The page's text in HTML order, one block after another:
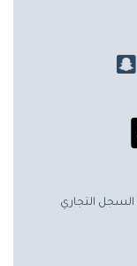
السجل التجاري